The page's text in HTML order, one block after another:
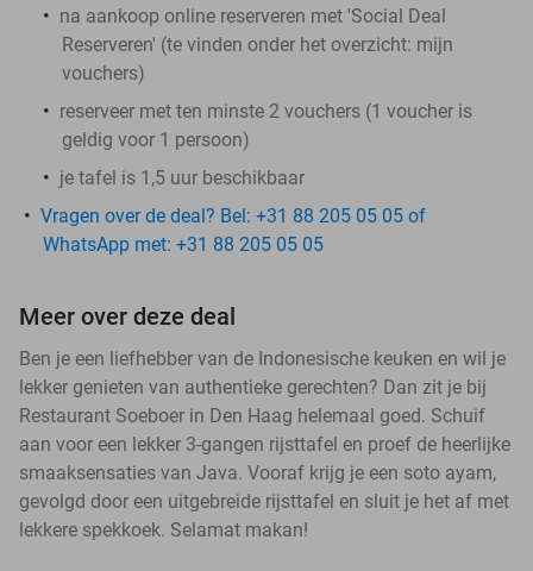
na aankoop online reserveren met 'Social Deal
Reserveren' (te vinden onder het overzicht: mijn
vouchers)
reserveer met ten minste 2 vouchers (1 voucher is
geldig voor 1 persoon)
je tafel is 1,5 uur beschikbaar
Vragen over de deal? Bel: +31 88 205 05 05 of
WhatsApp met: +31 88 205 05 05
Meer over deze deal
Ben je een liefhebber van de Indonesische keuken en wil je
lekker genieten van authentieke gerechten? Dan zit je bij
Restaurant Soeboer in Den Haag helemaal goed. Schuif
aan voor een lekker 3-gangen rijsttafel en proef de heerlijke
smaaksensaties van Java. Vooraf krijg je een soto ayam,
gevolgd door een uitgebreide rijsttafel en sluit je het af met
lekkere spekkoek. Selamat makan!